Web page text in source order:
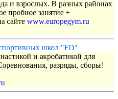
и взрослых. В разных районах
пробное занятие +
сайте www.europegym.ru
спортивных школ "FD"
и акробатикой для
разряды, сборы!